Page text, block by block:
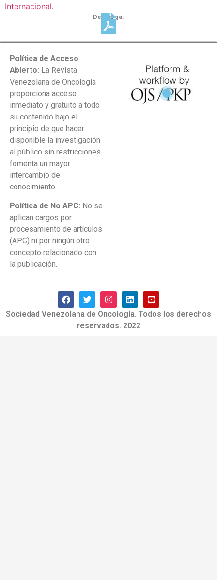
Internacional.
Descarga:
Política de Acceso
Abierto: La Revista
Venezolana de Oncología
proporciona acceso
inmediato y gratuito a todo
su contenido bajo el
principio de que hacer
disponible la investigación
al público sin restricciones
fomenta un mayor
intercambio de
conocimiento.
Política de No APC: No se
aplican cargos por
procesamiento de artículos
(APC) ni por ningún otro
concepto relacionado con
la publicación.
Sociedad Venezolana de Oncología. Todos los derechos
reservados. 2022